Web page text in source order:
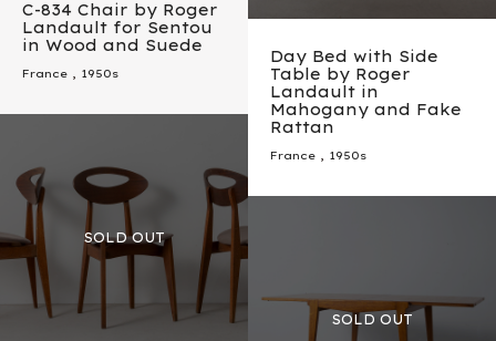
C-834 Chair by Roger
Landault for Sentou
in Wood and Suede
France , 1950s
Day Bed with Side
Table by Roger
Landault in
Mahogany and Fake
Rattan
France , 1950s